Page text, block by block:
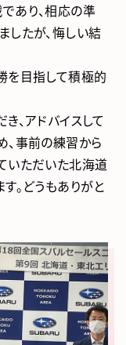
あり、相応の準
したが、悔しい結
を目指して積極的
、アドバイスして
事前の練習から
いただいた北海道
。どうもありがと